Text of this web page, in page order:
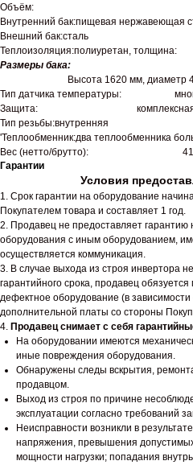
Объём:
Внутренний бак:пищевая
Внешний бак:сталь
Теплоизоляция:полиуретан,
Размеры бака:
Высота 1620 мм, диаметр
Тип датчика температуры:
Защита: комплексная
Тип резьбы:внутренняя
'Теплообменник:два теплообменника
Вес (нетто/брутто): 41/
Гарантии
Условия
1. Срок гарантии на оборудование
Покупателем товара и составляет 1 год.
2. Продавец не предоставляет гарантию
оборудования с иным оборудованием,
осуществляется коммуникация.
3. В случае выхода из строя инвертора
гарантийного срока, продавец
дефектное оборудование (в
дополнительной платы со стороны
4. Продавец снимает с себя
На оборудовании имеются
иные повреждения оборудования.
Обнаружены следы вскрытия,
продавцом.
Выход из строя по причине
эксплуатации согласно требований
Неисправности возникли в
напряжения, превышения
мощности нагрузки; попадания